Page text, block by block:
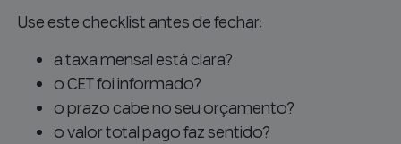
Use este checklist antes de fechar:
a taxa mensal está clara?
o CET foi informado?
o prazo cabe no seu orçamento?
o valor total pago faz sentido?